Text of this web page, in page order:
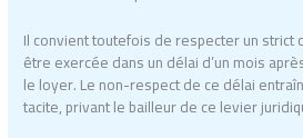
Il convient toutefois de respecter un strict
être exercée dans un délai d’un mois
le loyer. Le non-respect de ce délai
tacite, privant le bailleur de ce levier